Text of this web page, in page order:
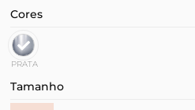
Cores
PRATA
Tamanho